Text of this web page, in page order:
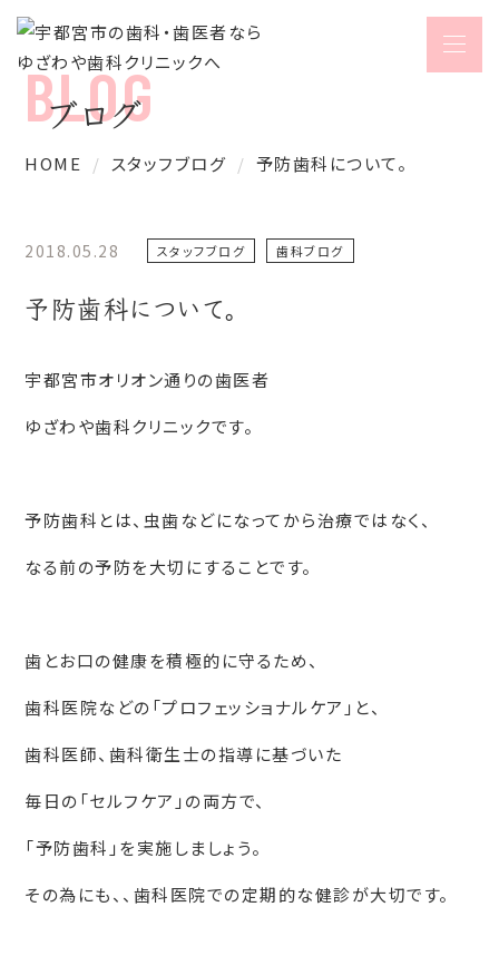
ブログ
HOME スタッフブログ 予防歯科について。
2018.05.28 スタッフブログ 歯科ブログ
予防歯科について。
宇都宮市オリオン通りの歯医者
ゆざわや歯科クリニックです。
予防歯科とは、虫歯などになってから治療ではなく、
なる前の予防を大切にすることです。
歯とお口の健康を積極的に守るため、
歯科医院などの「プロフェッショナルケア」と、
歯科医師、歯科衛生士の指導に基づいた
毎日の「セルフケア」の両方で、
「予防歯科」を実施しましょう。
その為にも、、歯科医院での定期的な健診が大切です。